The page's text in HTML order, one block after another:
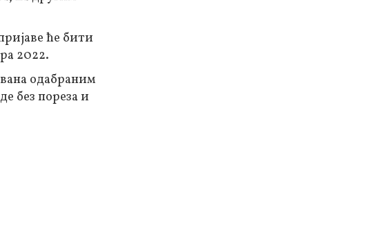
ће бити
2022.
одабраним
без пореза и